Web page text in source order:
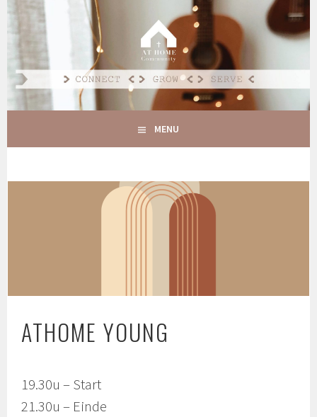
Spring
inhoud
AT HOME COMMUNITY
CONNECT GROW SERVE
MENU
ATHOME YOUNG
19.30u – Start
21.30u – Einde